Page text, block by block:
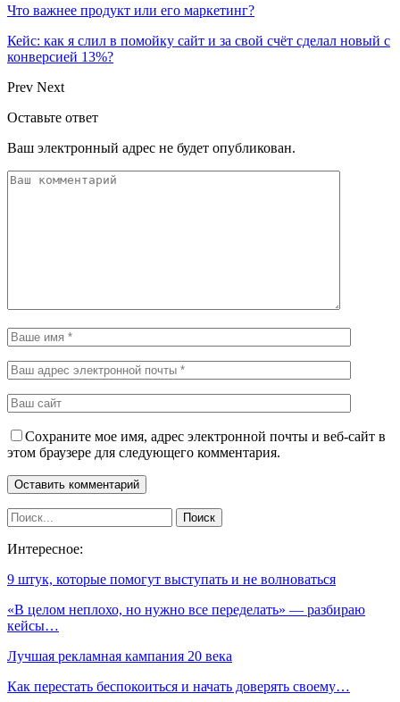
Что важнее продукт или его маркетинг?
Кейс: как я слил в помойку сайт и за свой счёт сделал новый с
конверсией 13%?
Prev Next
Оставьте ответ
Ваш электронный адрес не будет опубликован.
Сохраните мое имя, адрес электронной почты и веб-сайт в
этом браузере для следующего комментария.
Интересное:
9 штук, которые помогут выступать и не волноваться
«В целом неплохо, но нужно все переделать» — разбираю
кейсы…
Лучшая рекламная кампания 20 века
Как перестать беспокоиться и начать доверять своему…